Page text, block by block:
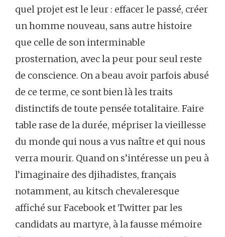
quel projet est le leur : effacer le passé, créer
un homme nouveau, sans autre histoire
que celle de son interminable
prosternation, avec la peur pour seul reste
de conscience. On a beau avoir parfois abusé
de ce terme, ce sont bien là les traits
distinctifs de toute pensée totalitaire. Faire
table rase de la durée, mépriser la vieillesse
du monde qui nous a vus naître et qui nous
verra mourir. Quand on s’intéresse un peu à
l’imaginaire des djihadistes, français
notamment, au kitsch chevaleresque
affiché sur Facebook et Twitter par les
candidats au martyre, à la fausse mémoire